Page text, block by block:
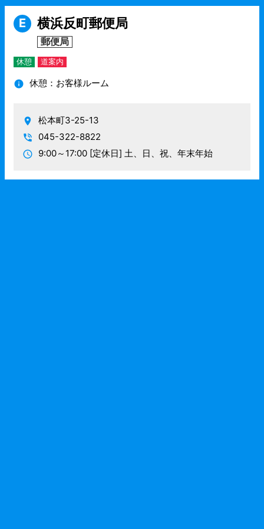
E 横浜反町郵便局
郵便局
休憩 道案内
休憩：お客様ルーム
松本町3-25-13
045-322-8822
9:00～17:00 [定休日] 土、日、祝、年末年始